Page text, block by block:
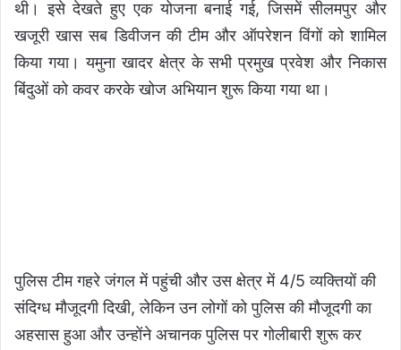
थी। इसे देखते हुए एक योजना बनाई गई, जिसमें सीलमपुर और
खजूरी खास सब डिवीजन की टीम और ऑपरेशन विंगों को शामिल
किया गया। यमुना खादर क्षेत्र के सभी प्रमुख प्रवेश और निकास
बिंदुओं को कवर करके खोज अभियान शुरू किया गया था।
पुलिस टीम गहरे जंगल में पहुंची और उस क्षेत्र में 4/5 व्यक्तियों की
संदिग्ध मौजूदगी दिखी, लेकिन उन लोगों को पुलिस की मौजूदगी का
अहसास हुआ और उन्होंने अचानक पुलिस पर गोलीबारी शुरू कर